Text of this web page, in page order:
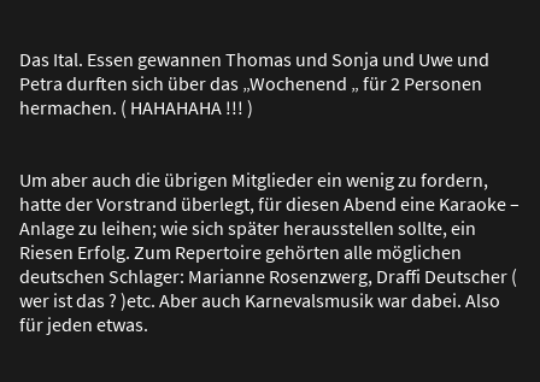
Das Ital. Essen gewannen Thomas und Sonja und Uwe und
Petra durften sich über das „Wochenend „ für 2 Personen
hermachen. ( HAHAHAHA !!! )
Um aber auch die übrigen Mitglieder ein wenig zu fordern,
hatte der Vorstrand überlegt, für diesen Abend eine Karaoke –
Anlage zu leihen; wie sich später herausstellen sollte, ein
Riesen Erfolg. Zum Repertoire gehörten alle möglichen
deutschen Schlager: Marianne Rosenzwerg, Draffi Deutscher (
wer ist das ? )etc. Aber auch Karnevalsmusik war dabei. Also
für jeden etwas.